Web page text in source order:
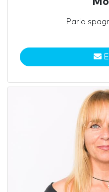
Parla